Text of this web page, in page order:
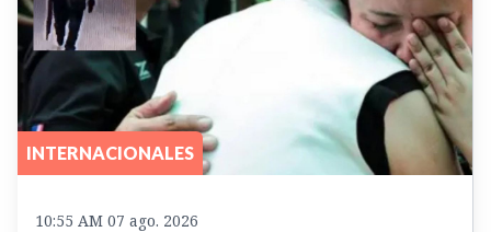
INTERNACIONALES
10:55 AM 07 ago. 2026